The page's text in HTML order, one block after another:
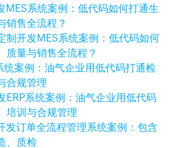
制开发MES系统案例：低代码如何
质量与销售全流程？
ERP系统案例：油气企业用低代码
培训与合规管理